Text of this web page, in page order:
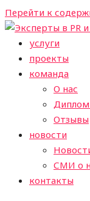
Перейти к
услуги
проекты
команда
О нас
Отзывы
новости
СМИ о
контакты